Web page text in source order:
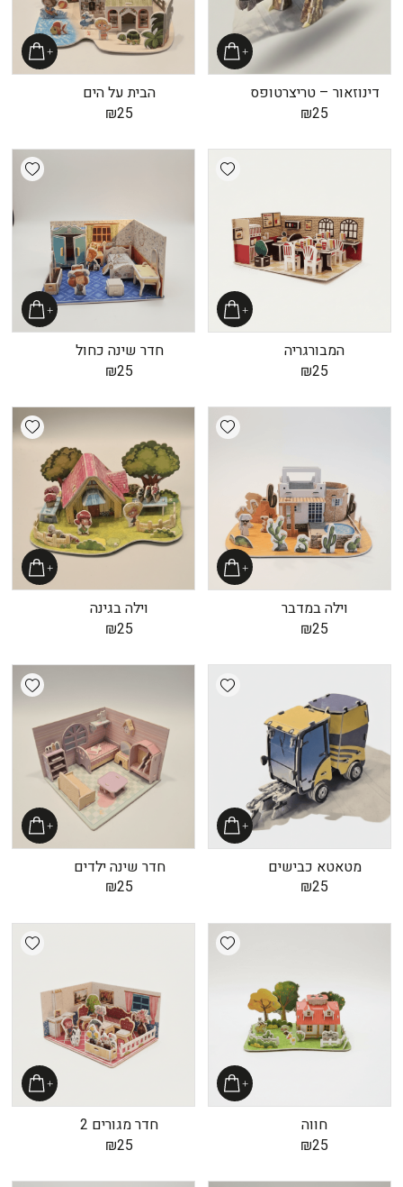
דינוזאור – טריצרטופס
₪25
הבית על הים
₪25
Add wishlist
המבורגריה
₪25
חדר שינה כחול
₪25
Add wishlist
וילה במדבר
₪25
וילה בגינה
₪25
Add wishlist
מטאטא כבישים
₪25
חדר שינה ילדים
₪25
Add wishlist
חווה
₪25
חדר מגורים 2
₪25